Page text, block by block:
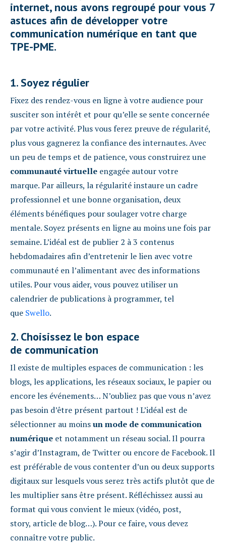
internet, nous avons regroupé pour vous 7
astuces afin de développer votre
communication numérique en tant que
TPE-PME.
1. Soyez régulier
Fixez des rendez-vous en ligne à votre audience pour
susciter son intérêt et pour qu’elle se sente concernée
par votre activité. Plus vous ferez preuve de régularité,
plus vous gagnerez la confiance des internautes. Avec
un peu de temps et de patience, vous construirez une
communautévirtuelle engagée autour votre
marque. Par ailleurs, la régularité instaure un cadre
professionnel et une bonne organisation, deux
éléments bénéfiques pour soulager votre charge
mentale. Soyez présents en ligne au moins une fois par
semaine. L’idéal est de publier 2 à 3 contenus
hebdomadaires afin d’entretenir le lien avec votre
communauté en l’alimentant avec des informations
utiles. Pour vous aider, vous pouvez utiliser un
calendrier de publications à programmer, tel
que Swello.
2. Choisissez le bon espace
de communication
Il existe de multiples espaces de communication : les
blogs, les applications, les réseaux sociaux, le papier ou
encore les événements… N’oubliez pas que vous n’avez
pas besoin d’être présent partout ! L’idéal est de
sélectionner au moinsun mode de communication
numérique et notamment un réseau social. Il pourra
s’agir d’Instagram, de Twitter ou encore de Facebook. Il
est préférable de vous contenter d’un ou deux supports
digitaux sur lesquels vous serez très actifs plutôt que de
les multiplier sans être présent. Réfléchissez aussi au
format qui vous convient le mieux (vidéo, post,
story, article de blog…). Pour ce faire, vous devez
connaître votre public.